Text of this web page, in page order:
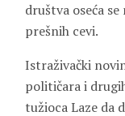
društva oseća
prešnih cevi.
Istraživački
političara i
tužioca Laze da